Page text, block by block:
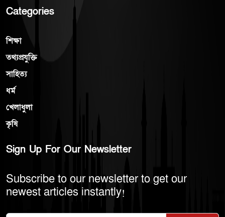
Categories
শিক্ষা
তথ্যপ্রযুক্তি
সাহিত্য
ধর্ম
খেলাধুলা
কৃষি
Sign Up For Our Newsletter
Subscribe to our newsletter to get our
newest articles instantly!